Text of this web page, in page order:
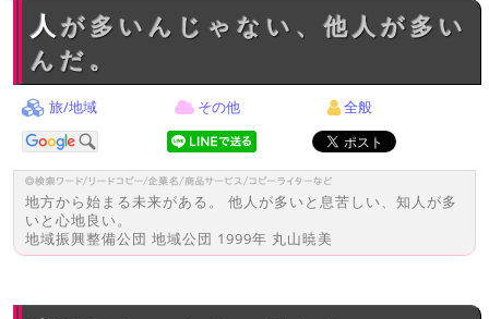
人が多いんじゃない、他人が多い
んだ。
旅/地域 その他 全般
地方から始まる未来がある。 他人が多いと息苦しい、知人が多
いと心地良い。
地域振興整備公団 地域公団 1999年 丸山暁美